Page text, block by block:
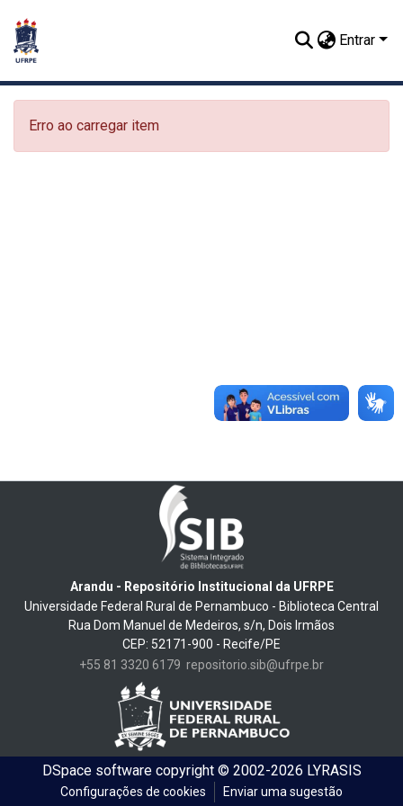
Entrar
Erro ao carregar item
Arandu - Repositório Institucional da UFRPE
Universidade Federal Rural de Pernambuco - Biblioteca Central
Rua Dom Manuel de Medeiros, s/n, Dois Irmãos
CEP: 52171-900 - Recife/PE
+55 81 3320 6179 repositorio.sib@ufrpe.br
DSpace softwarecopyright © 2002-2026 LYRASIS
Configurações de cookies Enviar uma sugestão